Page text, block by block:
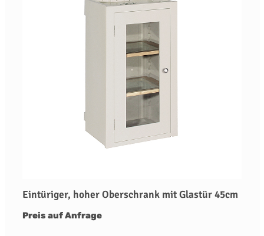
Eintüriger, hoher Oberschrank mit Glastür 45cm
Preis auf Anfrage